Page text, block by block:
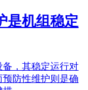
是机组稳定
备，其稳定运行对
防性维护则是确